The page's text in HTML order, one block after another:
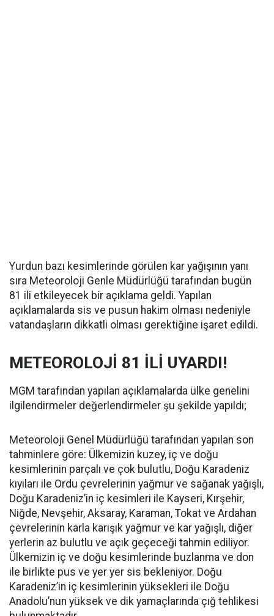
Yurdun bazı kesimlerinde görülen kar yağışının yanı
sıra Meteoroloji Genle Müdürlüğü tarafından bugün
81 ili etkileyecek bir açıklama geldi. Yapılan
açıklamalarda sis ve pusun hakim olması nedeniyle
vatandaşların dikkatli olması gerektiğine işaret edildi.
METEOROLOJİ 81 İLİ UYARDI!
MGM tarafından yapılan açıklamalarda ülke genelini
ilgilendirmeler değerlendirmeler şu şekilde yapıldı;
Meteoroloji Genel Müdürlüğü tarafından yapılan son
tahminlere göre: Ülkemizin kuzey, iç ve doğu
kesimlerinin parçalı ve çok bulutlu, Doğu Karadeniz
kıyıları ile Ordu çevrelerinin yağmur ve sağanak yağışlı,
Doğu Karadeniz’in iç kesimleri ile Kayseri, Kırşehir,
Niğde, Nevşehir, Aksaray, Karaman, Tokat ve Ardahan
çevrelerinin karla karışık yağmur ve kar yağışlı, diğer
yerlerin az bulutlu ve açık geçeceği tahmin ediliyor.
Ülkemizin iç ve doğu kesimlerinde buzlanma ve don
ile birlikte pus ve yer yer sis bekleniyor. Doğu
Karadeniz’in iç kesimlerinin yüksekleri ile Doğu
Anadolu’nun yüksek ve dik yamaçlarında çığ tehlikesi